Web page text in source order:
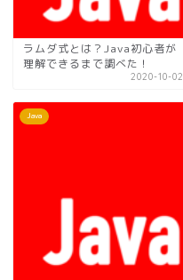
ラムダ式とは？Java初心者が
理解できるまで調べた！
2020-10-02
Java